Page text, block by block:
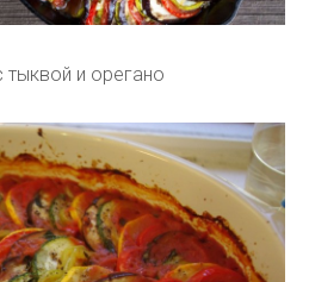
тыквой и орегано